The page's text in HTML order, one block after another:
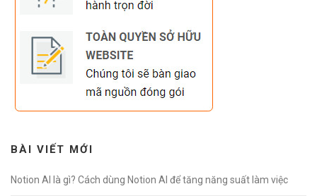
BÀI VIẾT MỚI
Notion AI là gì? Cách dùng Notion AI để tăng năng suất làm việc